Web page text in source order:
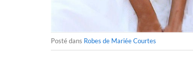
Posté dans Robes de Mariée Courtes